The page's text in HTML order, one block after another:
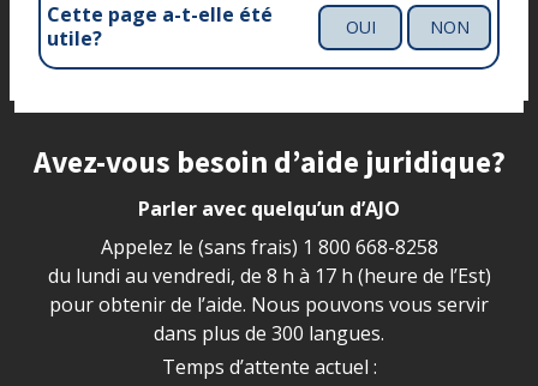
Cette page a-t-elle été
utile?
OUI NON
Site footer
Avez-vous besoin d’aide juridique?
Parler avec quelqu’un d’AJO
Appelez le (sans frais) 1 800 668-8258
du lundi au vendredi, de 8 h à 17 h (heure de l’Est)
pour obtenir de l’aide. Nous pouvons vous servir
dans plus de 300 langues.
Temps d’attente actuel :